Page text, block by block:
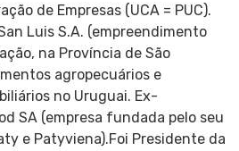
de Empresas (UCA = PUC).
Luis S.A. (empreendimento
na Província de São
agropecuários e
no Uruguai. Ex-
SA (empresa fundada pelo seu
e Patyviena).Foi Presidente da